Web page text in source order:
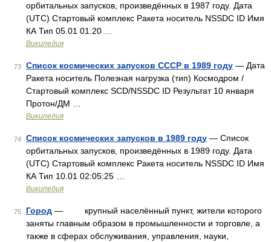
орбитальных запусков, произведённых в 1987 году. Дата
(UTC) Стартовый комплекс Ракета носитель NSSDC ID Имя
КА Тип 05.01 01:20 …
Википедия
73 Список космических запусков СССР в 1989 году — Дата
Ракета носитель Полезная нагрузка (тип) Космодром /
Стартовый комплекс SCD/NSSDC ID Результат 10 января
Протон/ДМ …
Википедия
74 Список космических запусков в 1989 году — Список
орбитальных запусков, произведённых в 1989 году. Дата
(UTC) Стартовый комплекс Ракета носитель NSSDC ID Имя
КА Тип 10.01 02:05:25 …
Википедия
75 Город — крупный населённый пункт, жители которого
заняты главным образом в промышленности и торговле, а
также в сферах обслуживания, управления, науки,